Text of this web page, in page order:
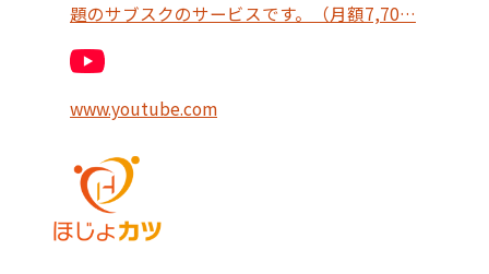
題のサブスクのサービスです。（月額7,70…
www.youtube.com